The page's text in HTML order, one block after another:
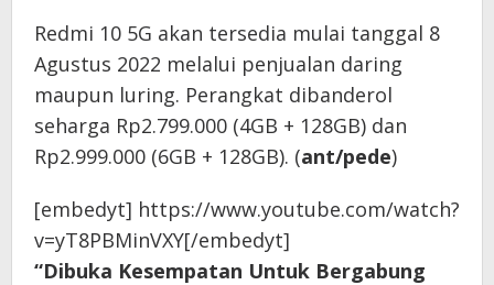
Redmi 10 5G akan tersedia mulai tanggal 8
Agustus 2022 melalui penjualan daring
maupun luring. Perangkat dibanderol
seharga Rp2.799.000 (4GB + 128GB) dan
Rp2.999.000 (6GB + 128GB). (ant/pede)
[embedyt] https://www.youtube.com/watch?
v=yT8PBMinVXY[/embedyt]
“Dibuka Kesempatan Untuk Bergabung